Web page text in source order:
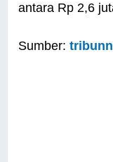
antara Rp 2,6
Sumber: